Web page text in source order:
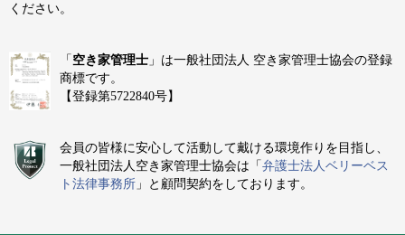
ください。
「 空き家管理士 」は一般社団法人 空き家管理士協会の登録
商標です。
【登録第5722840号】
会員の皆様に安心して活動して戴ける環境作りを目指し、
一般社団法人空き家管理士協会は「弁護士法人ベリーベス
ト法律事務所 」と顧問契約をしております。